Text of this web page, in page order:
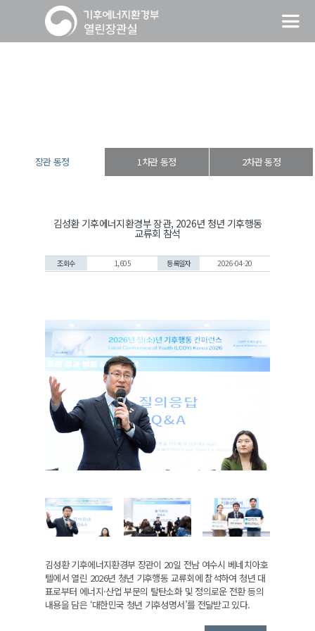
장관 동정 1차관 동정 2차관 동정
김성환 기후에너지환경부 장관, 2026년 청년 기후행동
교류회 참석
조회수 1,605 등록일자 2026-04-20
김성환 기후에너지환경부 장관이 20일 전남 여수시 베네치아호
텔에서 열린 2026년 청년 기후행동 교류회에 참석하여 청년 대
표로부터 에너지·산업 부문의 탈탄소화 및 정의로운 전환 등의
내용을 담은 ‘대한민국 청년 기후성명서’를 전달받고 있다.